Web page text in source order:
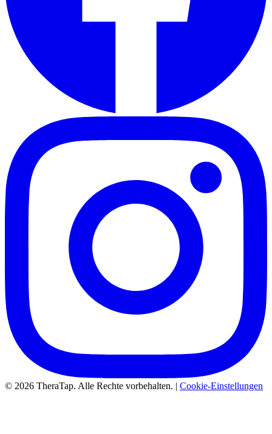
© 2026 TheraTap. Alle Rechte vorbehalten. | Cookie-Einstellungen